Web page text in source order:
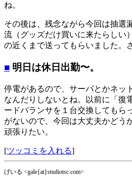
ね。
その後は、残念ながら今回は抽選
流（グッズだけ買いに来たらしい
の近くまで送ってもらいました。
■ 明日は休日出勤〜。
停電があるので、サーバとかネッ
なんだりしないとね。以前に「復
ードバランサを１台交換してもら
がないので、今回は大丈夫かどう
頑張りたい。
[ツッコミを入れる]
げいる <gale{at}studiotsc.com>